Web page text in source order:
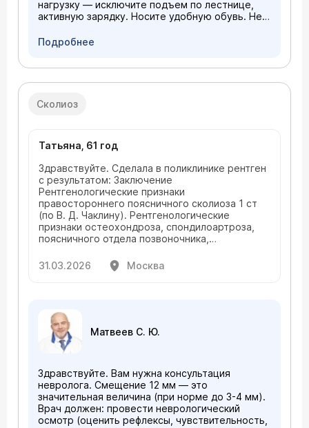
нагрузку — исключите подъем по лестнице,
активную зарядку. Носите удобную обувь. Не
невролог (возможно, потребуется ЭНМГ, МРТ).
Подробнее
Сколиоз
Татьяна, 61 год
Здравствуйте. Сделала в поликлинике рентген
с результатом: Заключение
Рентгенологические признаки
правостороннего поясничного сколиоза 1 ст
(по В. Д. Чаклину). Рентгенологические
признаки остеохондроза, спондилоартроза,
поясничного отдела позвоночника,
скоб слева. Осифицированная миома матки?
Описание результатов: На рентгенограммах
уровня позвонка L5. Вершина дуги
искривления: на уровне L 3. Угол искривления
по Коббу: 4 градусов. Физиологический
лордоз: сглажен. Смещения тел позвонков: L4
кпереди на 12 мм. Форма и высота тел
позвонков: не изменена. Костная ткань:
костно-травматических и деструктивных
изменений не выявлено. Высота
межпозвонковых промежутков - снижена в
31.03.2026 Москва
Матвеев С. Ю.
Здравствуйте. Вам нужна консультация
невролога. Смещение 12 мм — это
значительная величина (при норме до 3-4 мм).
Врач должен: провести неврологический
осмотр (оценить рефлексы, чувствительность,